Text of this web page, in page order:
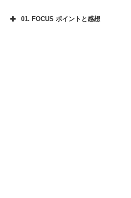
01. FOCUS ポイントと感想